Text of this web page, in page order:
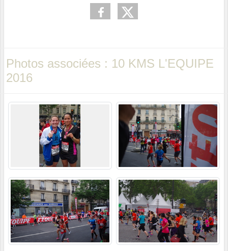
Photos associées : 10 KMS L'EQUIPE
2016